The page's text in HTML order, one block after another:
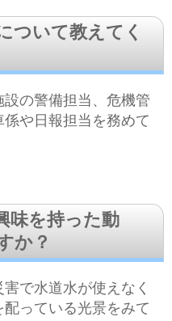
ついて教えてく
の警備担当、危機管
や日報担当を務めて
味を持った動
か？
で水道水が使えなく
っている光景をみて